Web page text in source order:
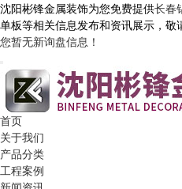
沈阳彬锋金属装饰为您免费提供长春
单板等相关信息发布和资讯展示，敬
您暂无新询盘信息！
首页
关于我们
产品分类
工程案例